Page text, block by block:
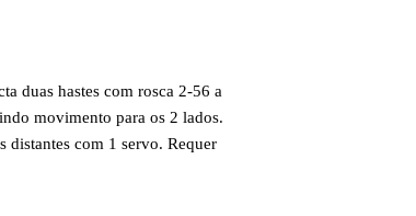
duas hastes com rosca 2-56 a
movimento para os 2 lados.
distantes com 1 servo. Requer